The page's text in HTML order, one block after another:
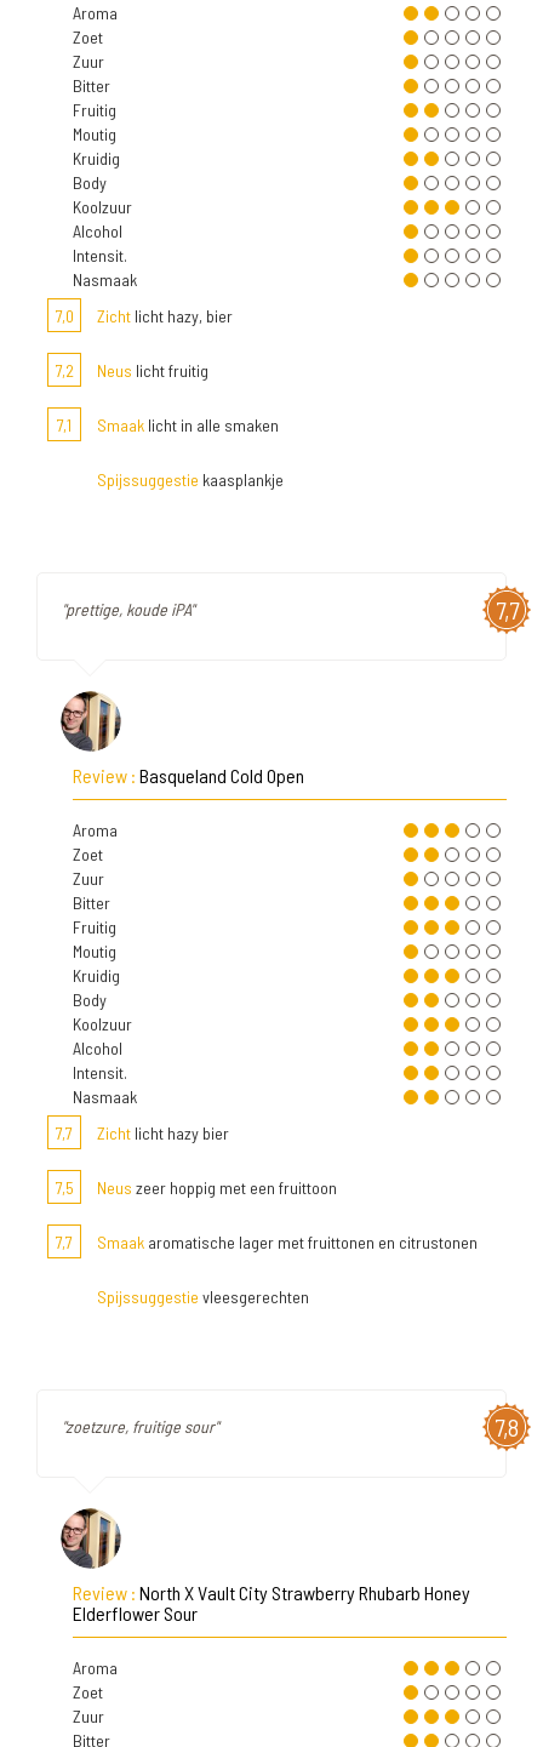
Aroma
Zoet
Zuur
Bitter
Fruitig
Moutig
Kruidig
Body
Koolzuur
Alcohol
Intensit.
Nasmaak
7,0
Zicht licht hazy, bier
7,2 Neus licht fruitig
7,1 Smaak licht in alle smaken
Spijssuggestie kaasplankje
7,7
"prettige, koude iPA"
Review : Basqueland Cold Open
Aroma
Zoet
Zuur
Bitter
Fruitig
Moutig
Kruidig
Body
Koolzuur
Alcohol
Intensit.
Nasmaak
7,7
Zicht licht hazy bier
7,5 Neus zeer hoppig met een fruittoon
7,7 Smaak aromatische lager met fruittonen en citrustonen
Spijssuggestie vleesgerechten
7,8
"zoetzure, fruitige sour"
Review : North X Vault City Strawberry Rhubarb Honey
Elderflower Sour
Aroma
Zoet
Zuur
Bitter